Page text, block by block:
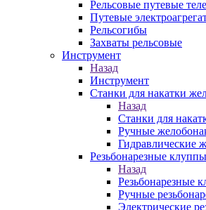
Рельсовые путевые
Путевые
Рельсогибы
Захваты рельсовые
Инструмент
Назад
Инструмент
Станки для накатки
Назад
Станки для
Ручные
Гидравлические
Резьбонарезные клуппы
Назад
Резьбонарезные
Ручные
Электрические